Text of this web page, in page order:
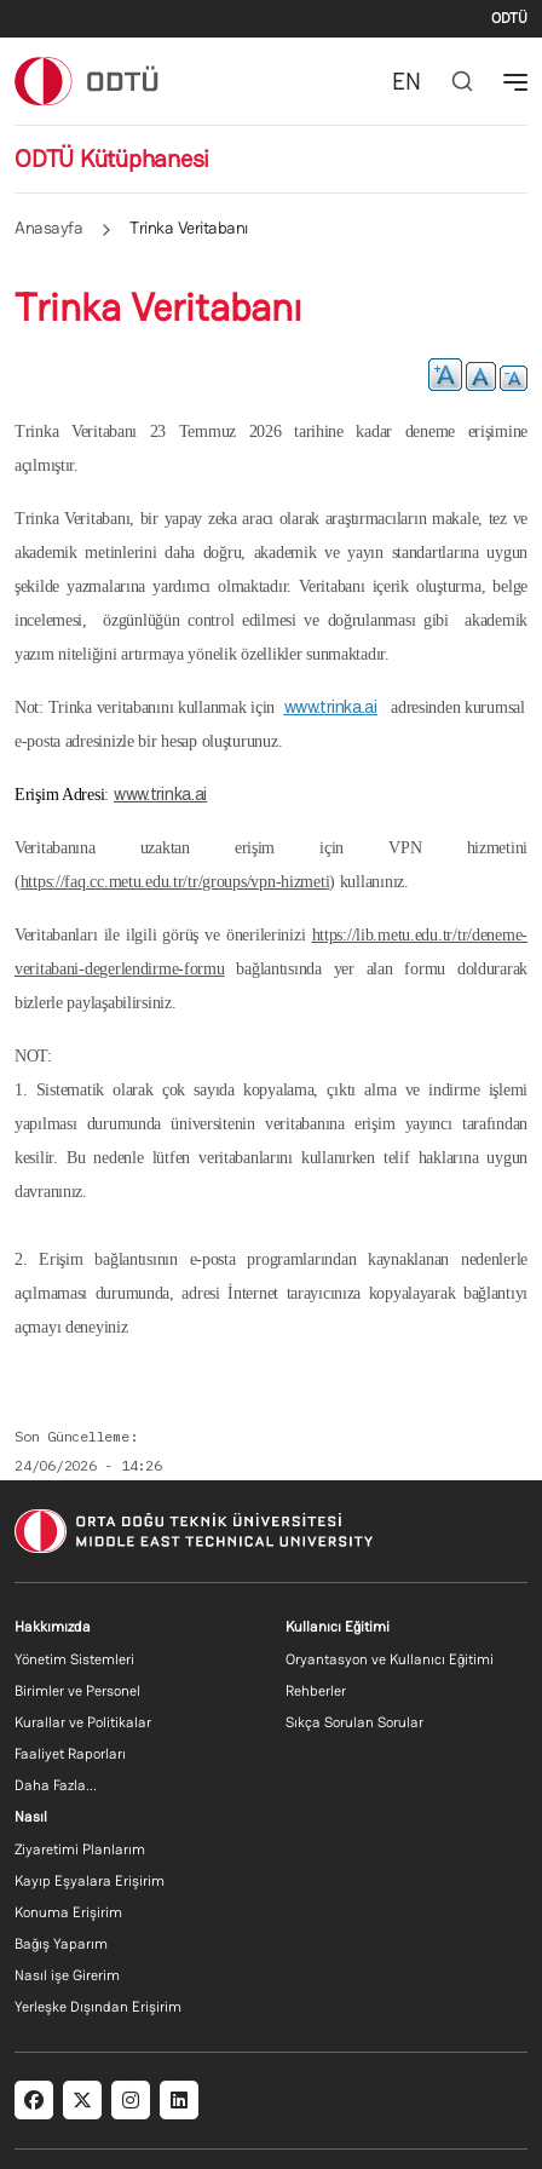
ODTÜ
ODTÜ Kütüphanesi
EN
Anasayfa Trinka Veritabanı
Trinka Veritabanı
Trinka Veritabanı 23 Temmuz 2026 tarihine kadar deneme erişimine
açılmıştır.
Trinka Veritabanı, bir yapay zeka aracı olarak araştırmacıların makale, tez ve
akademik metinlerini daha doğru, akademik ve yayın standartlarına uygun
şekilde yazmalarına yardımcı olmaktadır. Veritabanı içerik oluşturma, belge
incelemesi, özgünlüğün control edilmesi ve doğrulanması gibi akademik
yazım niteliğini artırmaya yönelik özellikler sunmaktadır.
Not: Trinka veritabanını kullanmak için www.trinka.ai adresinden kurumsal
e-posta adresinizle bir hesap oluşturunuz.
Erişim Adresi: www.trinka.ai
Veritabanına uzaktan erişim için VPN hizmetini
(https://faq.cc.metu.edu.tr/tr/groups/vpn-hizmeti) kullanınız.
Veritabanları ile ilgili görüş ve önerilerinizi https://lib.metu.edu.tr/tr/deneme-
veritabani-degerlendirme-formubağlantısında yer alan formu doldurarak
bizlerle paylaşabilirsiniz.
NOT:
1. Sistematik olarak çok sayıda kopyalama, çıktı alma ve indirme işlemi
yapılması durumunda üniversitenin veritabanına erişim yayıncı tarafından
kesilir. Bu nedenle lütfen veritabanlarını kullanırken telif haklarına uygun
davranınız.
2. Erişim bağlantısının e-posta programlarından kaynaklanan nedenlerle
açılmaması durumunda, adresi İnternet tarayıcınıza kopyalayarak bağlantıyı
açmayı deneyiniz
Son Güncelleme
24/06/2026 - 14:26
Footer menu 1 TR
Hakkımızda
Yönetim Sistemleri
Birimler ve Personel
Kurallar ve Politikalar
Faaliyet Raporları
Daha Fazla...
Footer menu 2
Kullanıcı Eğitimi
Oryantasyon ve Kullanıcı Eğitimi
Rehberler
Sıkça Sorulan Sorular
Footer menu 3 TR
Nasıl
Ziyaretimi Planlarım
Kayıp Eşyalara Erişirim
Konuma Erişirim
Bağış Yaparım
Nasıl işe Girerim
Yerleşke Dışından Erişirim
Social menu